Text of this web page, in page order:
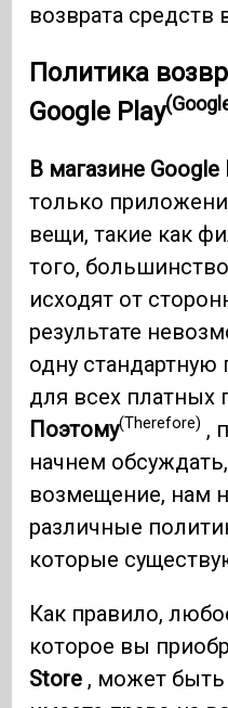
возврата средств
Политика
Google Play
В магазине Google
только
вещи, такие как
того,
исходят от
результате
одну стандартную
для всех платных
Поэтому(Therefore) ,
начнем
возмещение, нам
различные
которые
Как правило,
которое вы
Store , может